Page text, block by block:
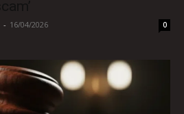
- 16/04/2026 0